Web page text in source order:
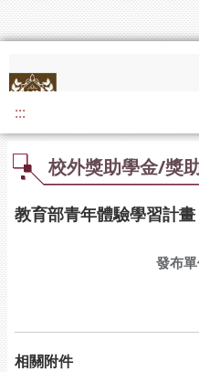
:::
校外獎助學金/獎
教育部青年體驗學習計畫
發布單
相關附件